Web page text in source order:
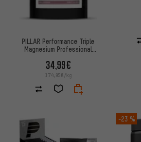
PILLAR Performance Triple
Magnesium Professional
34,99€
174,95€/kg
-23 %